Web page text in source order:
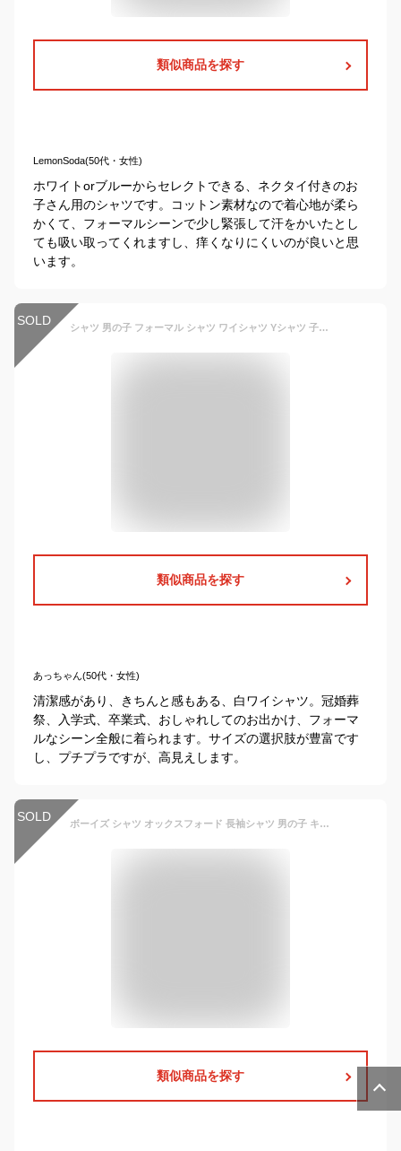
類似商品を探す
LemonSoda(50代・女性)
ホワイトorブルーからセレクトできる、ネクタイ付きのお
子さん用のシャツです。コットン素材なので着心地が柔ら
かくて、フォーマルシーンで少し緊張して汗をかいたとし
ても吸い取ってくれますし、痒くなりにくいのが良いと思
います。
SOLD シャツ 男の子 フォーマル シャツ ワイシャツ Yシャツ 子供シャツ 長袖 無地 カッターシャツ 子供服 フォーマル キッズ ジュニア 入園式 入学式 卒園式 卒業式 発表会 七五三 ホワイト ブラック 90 100 110 120 130 140 150 160 170cm
類似商品を探す
あっちゃん(50代・女性)
清潔感があり、きちんと感もある、白ワイシャツ。冠婚葬
祭、入学式、卒業式、おしゃれしてのお出かけ、フォーマ
ルなシーン全般に着られます。サイズの選択肢が豊富です
し、プチプラですが、高見えします。
SOLD ボーイズ シャツ オックスフォード 長袖シャツ 男の子 キッズ 子供服 無地 黒 白 ワイシャツ フォーマル ボタンシャツ 春夏秋冬 カジュアル 入学式 卒業式 発表会 120cm~160cm (120, ホワイト)
類似商品を探す